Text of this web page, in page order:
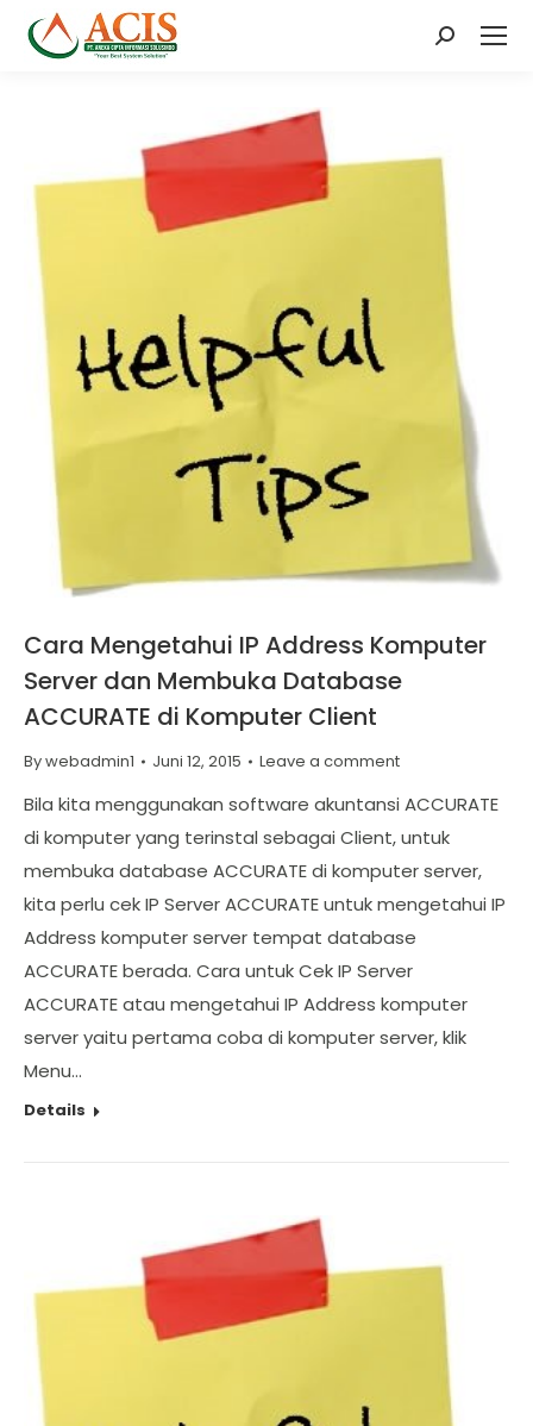
Search:
Cara Mengetahui IP Address Komputer
Server dan Membuka Database
ACCURATE di Komputer Client
Bywebadmin1 Juni 12, 2015 Leave a comment
Bila kita menggunakan software akuntansi ACCURATE
di komputer yang terinstal sebagai Client, untuk
membuka database ACCURATE di komputer server,
kita perlu cek IP Server ACCURATE untuk mengetahui IP
Address komputer server tempat database
ACCURATE berada. Cara untuk Cek IP Server
ACCURATE atau mengetahui IP Address komputer
server yaitu pertama coba di komputer server, klik
Menu…
Details